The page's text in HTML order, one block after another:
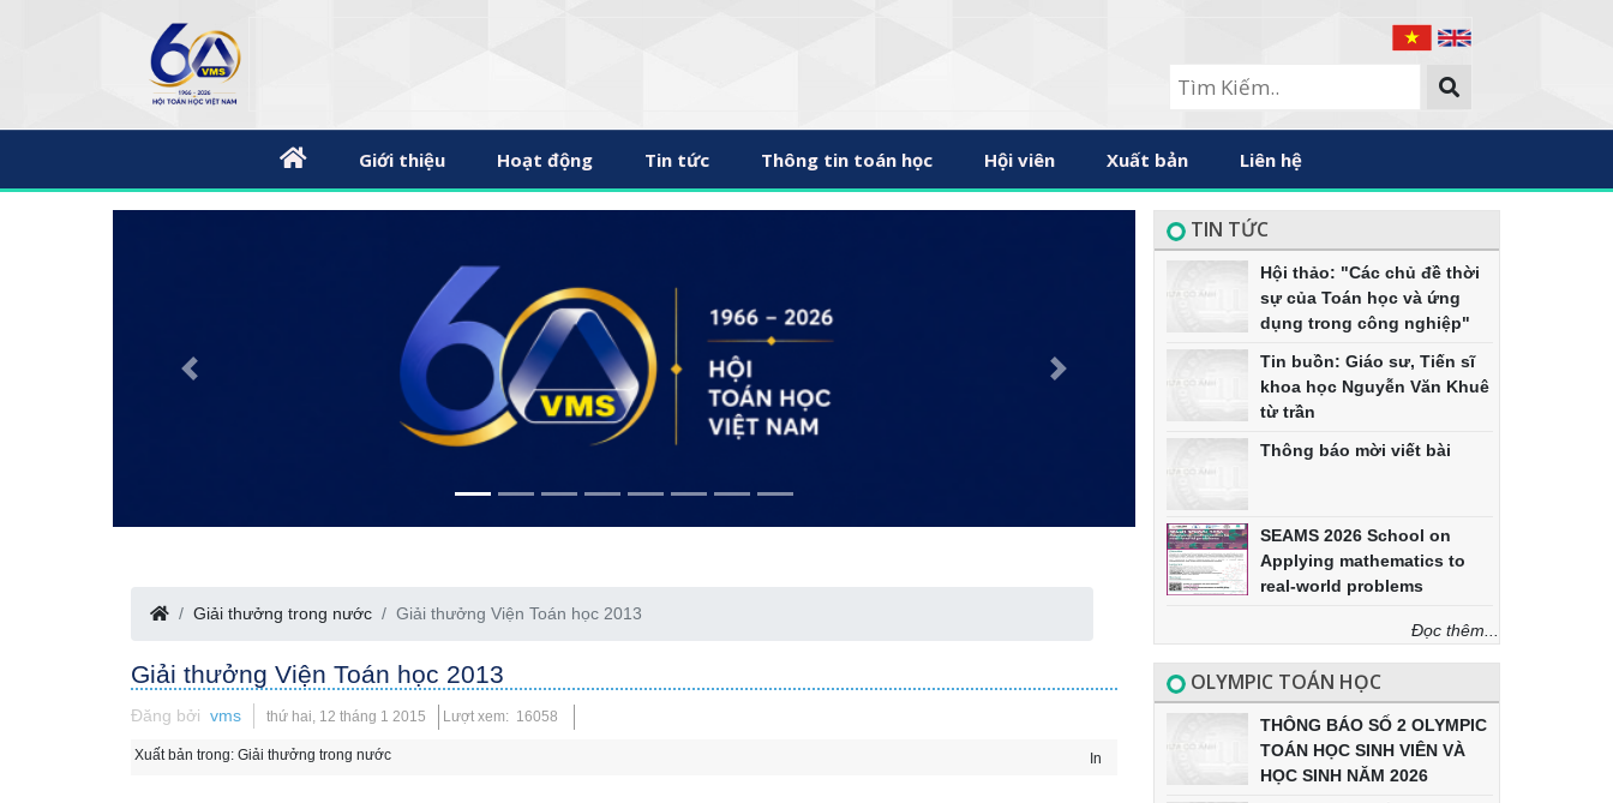
Giới thiệu Hoạt động Tin tức Thông tin toán học Hội viên Xuất bản Liên hệ
Giải thưởng trong nước Giải thưởng Viện Toán học 2013
Giải thưởng Viện Toán học 2013
Đăng bởivms thứ hai, 12 tháng 1 2015 Lượt xem: 16058
Xuất bản trong: Giải thưởng trong nước In
TIN TỨC
Hội thảo: "Các chủ đề thời
sự của Toán học và ứng
dụng trong công nghiệp"
Tin buồn: Giáo sư, Tiến sĩ
khoa học Nguyễn Văn Khuê
từ trần
Thông báo mời viết bài
SEAMS 2026 School on
Applying mathematics to
real-world problems
Đọc thêm...
OLYMPIC TOÁN HỌC
THÔNG BÁO SỐ 2 OLYMPIC
TOÁN HỌC SINH VIÊN VÀ
HỌC SINH NĂM 2026